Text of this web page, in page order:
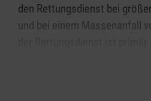
den Rettungsdienst bei
und bei einem Massenanfall
ausgerichtet. So wird die